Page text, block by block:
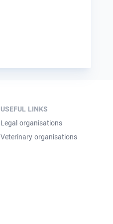
USEFUL LINKS
Legal organisations
Veterinary organisations